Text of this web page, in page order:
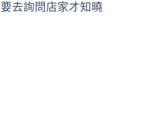
去詢問店家才知曉